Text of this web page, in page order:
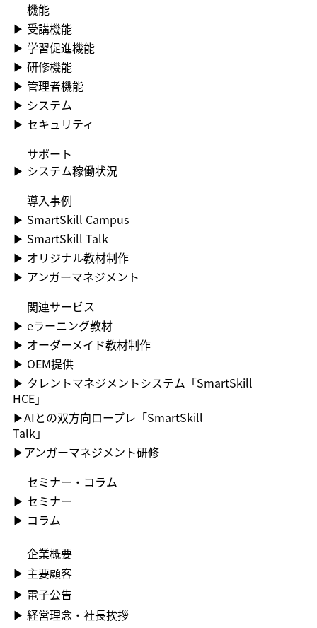
機能
▶​ 受講機能
▶​ 学習促進機能
▶​ 研修機能
▶​ 管理者機能
▶​ システム
▶​ セキュリティ
​サポート
▶​ システム稼働状況
​導入事例
▶​ SmartSkill Campus
▶​ SmartSkill Talk
▶​ オリジナル教材制作
▶​ アンガーマネジメント
関連サービス
▶ ︎eラーニング教材
▶ ︎オーダーメイド教材制作
▶ OEM提供
▶ ︎タレントマネジメントシステム「SmartSkill
HCE」
▶AIとの双方向ロープレ「SmartSkill
Talk」
​▶アンガーマネジメント研修
セミナー・コラム
▶ ︎セミナー
▶ コラム
企業概要
▶ ︎主要顧客
▶ ︎電子公告
▶ ︎︎経営理念・社長挨拶